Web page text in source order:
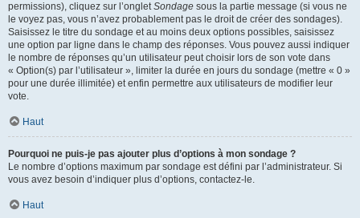
permissions), cliquez sur l’ongletSondage sous la partie message (si vous ne
le voyez pas, vous n’avez probablement pas le droit de créer des sondages).
Saisissez le titre du sondage et au moins deux options possibles, saisissez
une option par ligne dans le champ des réponses. Vous pouvez aussi indiquer
le nombre de réponses qu’un utilisateur peut choisir lors de son vote dans
« Option(s) par l’utilisateur », limiter la durée en jours du sondage (mettre « 0 »
pour une durée illimitée) et enfin permettre aux utilisateurs de modifier leur
vote.
Haut
Pourquoi ne puis-je pas ajouter plus d’options à mon sondage ?
Le nombre d’options maximum par sondage est défini par l’administrateur. Si
vous avez besoin d’indiquer plus d’options, contactez-le.
Haut